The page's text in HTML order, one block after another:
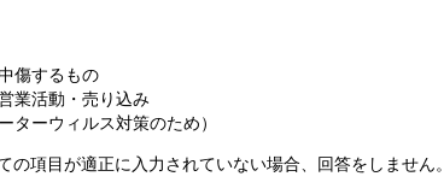
傷するもの
業活動・売り込み
ターウィルス対策のため）
項目が適正に入力されていない場合、回答をしません。